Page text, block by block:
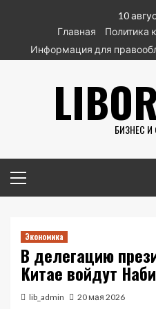
содержимому
10
Главная
Политика
Информация для
БИЗНЕС
меню
Экономика
В делегацию
Китае войдут
lib_admin 20 мая 2026